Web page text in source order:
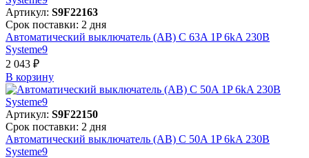
Артикул: S9F22163
Срок поставки: 2 дня
Автоматический выключатель (АВ) C 63A 1P 6kA 230В
Systeme9
2 043 ₽
В корзинy
Артикул: S9F22150
Срок поставки: 2 дня
Автоматический выключатель (АВ) C 50A 1P 6kA 230В
Systeme9